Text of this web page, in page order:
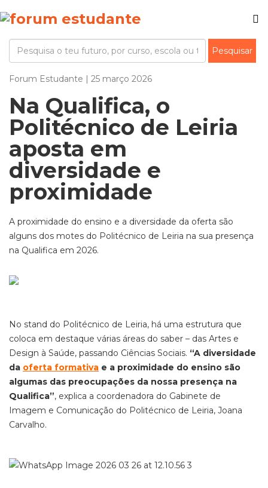
Forum Estudante | 25 março 2026
Na Qualifica, o
Politécnico de Leiria
aposta em
diversidade e
proximidade
A proximidade do ensino e a diversidade da oferta são
alguns dos motes do Politécnico de Leiria na sua presença
na Qualifica em 2026.
No stand do Politécnico de Leiria, há uma estrutura que
coloca em destaque várias áreas do saber – das Artes e
Design à Saúde, passando Ciências Sociais. “A diversidade
da oferta formativa e a proximidade do ensino são
algumas das preocupações da nossa presença na
Qualifica”, explica a coordenadora do Gabinete de
Imagem e Comunicação do Politécnico de Leiria, Joana
Carvalho.